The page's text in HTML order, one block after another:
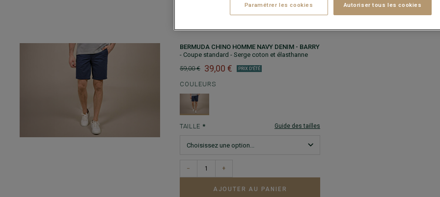
BERMUDA CHINO HOMME NAVY DENIM - BARRY
- Coupe standard - Serge coton et élasthanne
59,00 € 39,00 € PRIX D'ÉTÉ
COULEURS
TAILLE Guide des tailles
− +
AJOUTER AU PANIER
Paramétrer les cookies Autoriser tous les cookies